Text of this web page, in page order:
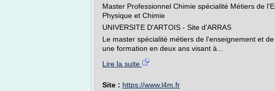
Master Professionnel Chimie spécialité Métiers de
Physique et Chimie
UNIVERSITE D'ARTOIS - Site d'ARRAS
Le master spécialité métiers de l'enseignement et
une formation en deux ans visant à...
Lire la suite
Site : https://www.l4m.fr